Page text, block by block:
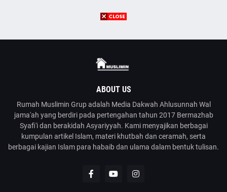
ABOUT US
Rumah Muslimin Grup adalah Media Dakwah Ahlusunnah Wal
jama'ah yang berdiri pada pertengahan tahun 2017 Bermazhab
Syafi'i dan berakidah Asyariyyah. Kami menyajikan berbagai
kumpulan artikel Islam, materi khutbah dan ceramah, serta
berbagai kajian Islam para habaib dan ulama dalam bentuk tulisan.